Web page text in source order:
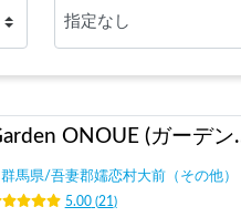
Garden
群馬県/吾妻郡嬬恋村大前（その他）
5.00(21 )